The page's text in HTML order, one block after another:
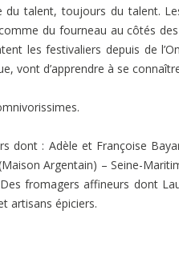
talent, toujours du talent.
du fourneau au côtés
les festivaliers depuis de
vont d’apprendre à se
dont : Adèle et Françoise
Argentain) – Seine-
fromagers affineurs dont
artisans épiciers.